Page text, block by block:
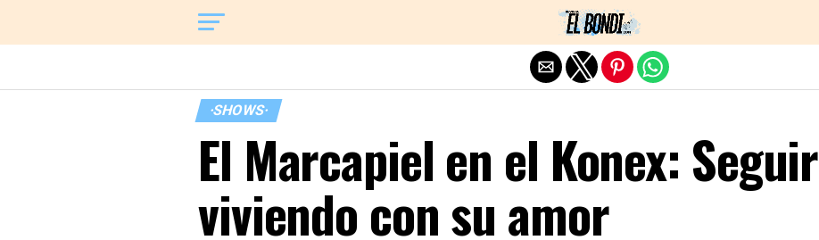
·SHOWS·
El Marcapiel en el Konex: Seguir
viviendo con su amor
Exit mobile version